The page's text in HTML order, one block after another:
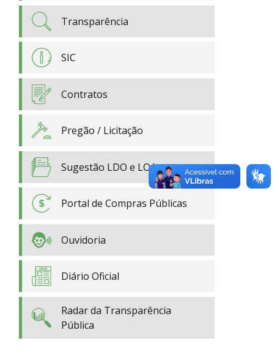
Transparência
SIC
Contratos
Pregão / Licitação
Sugestão LDO e LOA
Portal de Compras Públicas
Ouvidoria
Diário Oficial
Radar da Transparência
Pública